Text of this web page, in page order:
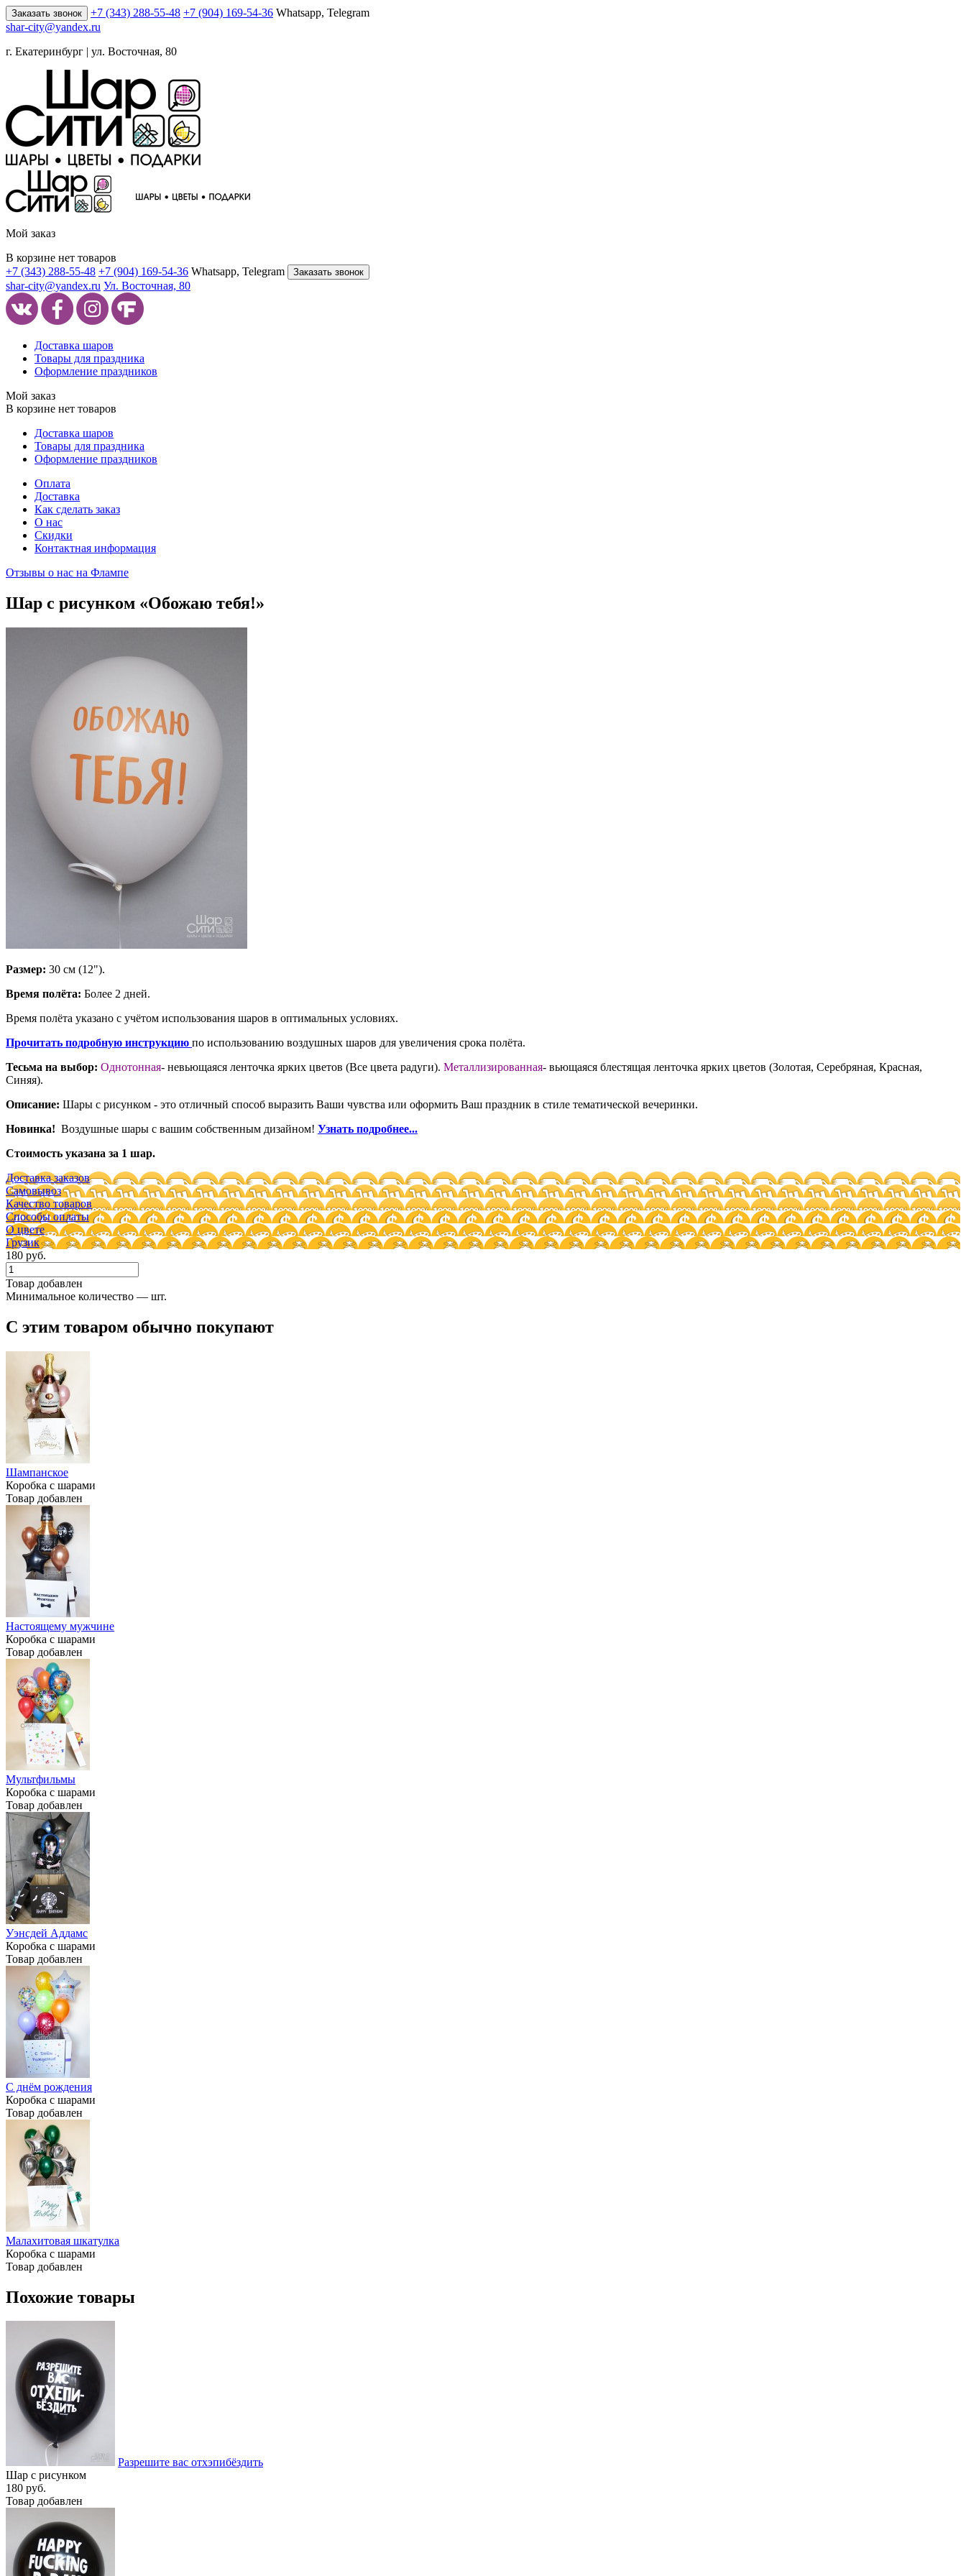
Заказать звонок +7 (343) 288-55-48 +7 (904) 169-54-36 Whatsapp, Telegram
shar-city@yandex.ru
г. Екатеринбург | ул. Восточная, 80
Мой заказ
В корзине нет товаров
+7 (343) 288-55-48 +7 (904) 169-54-36 Whatsapp, Telegram Заказать звонок
shar-city@yandex.ru Ул. Восточная, 80
Доставка шаров
Товары для праздника
Оформление праздников
Мой заказ
В корзине нет товаров
Доставка шаров
Товары для праздника
Оформление праздников
Оплата
Доставка
Как сделать заказ
О нас
Скидки
Контактная информация
Отзывы о нас на Флампе
Шар с рисунком «Обожаю тебя!»
Размер: 30 см (12").
Время полёта: Более 2 дней.
Время полёта указано с учётом использования шаров в оптимальных условиях.
Прочитать подробную инструкцию по использованию воздушных шаров для увеличения срока полёта.
Тесьма на выбор: Однотонная- невьющаяся ленточка ярких цветов (Все цвета радуги). Металлизированная- вьющаяся блестящая ленточка ярких цветов (Золотая, Серебряная, Красная,
Синяя).
Описание: Шары с рисунком - это отличный способ выразить Ваши чувства или оформить Ваш праздник в стиле тематической вечеринки.
Новинка! Воздушные шары с вашим собственным дизайном! Узнать подробнее...
Стоимость указана за 1 шар.
Доставка заказов
Самовывоз
Качество товаров
Способы оплаты
О цвете
Грузик
180 руб.
Товар добавлен
Минимальное количество — шт.
С этим товаром обычно покупают
Шампанское
Коробка с шарами
Товар добавлен
Настоящему мужчине
Коробка с шарами
Товар добавлен
Мультфильмы
Коробка с шарами
Товар добавлен
Уэнсдей Аддамс
Коробка с шарами
Товар добавлен
С днём рождения
Коробка с шарами
Товар добавлен
Малахитовая шкатулка
Коробка с шарами
Товар добавлен
Похожие товары
Разрешите вас отхэпибёздить
Шар с рисунком
180 руб.
Товар добавлен